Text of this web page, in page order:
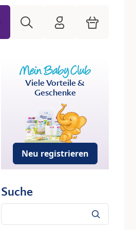
HiPP Mein Babyclub
Warenkorb
Viele Vorteile &
Geschenke
Neu registrieren
Suche